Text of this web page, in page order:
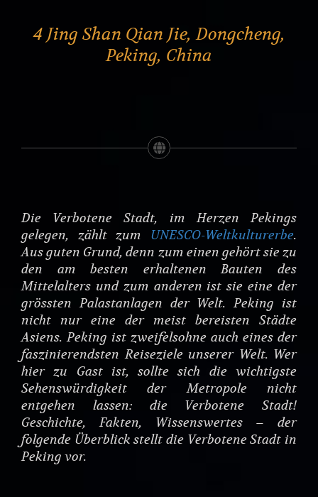
4 Jing Shan Qian Jie, Dongcheng,
Peking, China
Die Verbotene Stadt, im Herzen Pekings
gelegen, zählt zum UNESCO-Weltkulturerbe.
Aus guten Grund, denn zum einen gehört sie zu
den am besten erhaltenen Bauten des
Mittelalters und zum anderen ist sie eine der
grössten Palastanlagen der Welt. Peking ist
nicht nur eine der meist bereisten Städte
Asiens. Peking ist zweifelsohne auch eines der
faszinierendsten Reiseziele unserer Welt. Wer
hier zu Gast ist, sollte sich die wichtigste
Sehenswürdigkeit der Metropole nicht
entgehen lassen: die Verbotene Stadt!
Geschichte, Fakten, Wissenswertes – der
folgende Überblick stellt die Verbotene Stadt in
Peking vor.